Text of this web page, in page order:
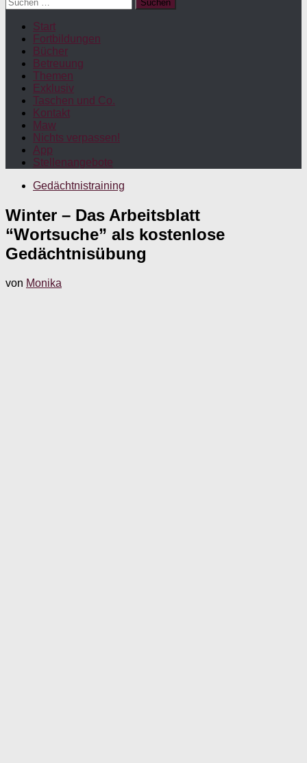
nach:
Start
Fortbildungen
Bücher
Betreuung
Themen
Exklusiv
Taschen und Co.
Kontakt
Maw
Nichts verpassen!
App
Stellenangebote
Gedächtnistraining
Winter – Das Arbeitsblatt
“Wortsuche” als kostenlose
Gedächtnisübung
von Monika